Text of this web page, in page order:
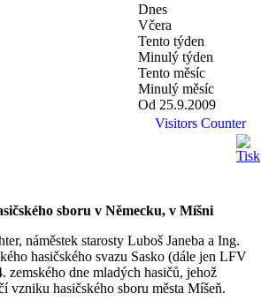
Dnes
Včera
Tento týden
Minulý týden
Tento měsíc
Minulý měsíc
Od 25.9.2009
Visitors Counter
sboru v Německu, v Míšni
náměstek starosty Luboš Janeba a Ing.
hasičského svazu Sasko (dále jen LFV
zemského dne mladých hasičů, jehož
vzniku hasičského sboru města Míšeň.